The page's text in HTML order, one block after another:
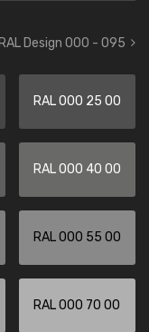
Design 000 - 095
RAL 000 25 00
RAL 000 40 00
RAL 000 55 00
RAL 000 70 00